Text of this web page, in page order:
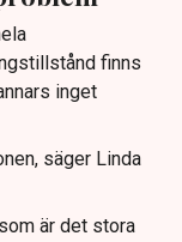
finns
inget
säger Linda
är det stora